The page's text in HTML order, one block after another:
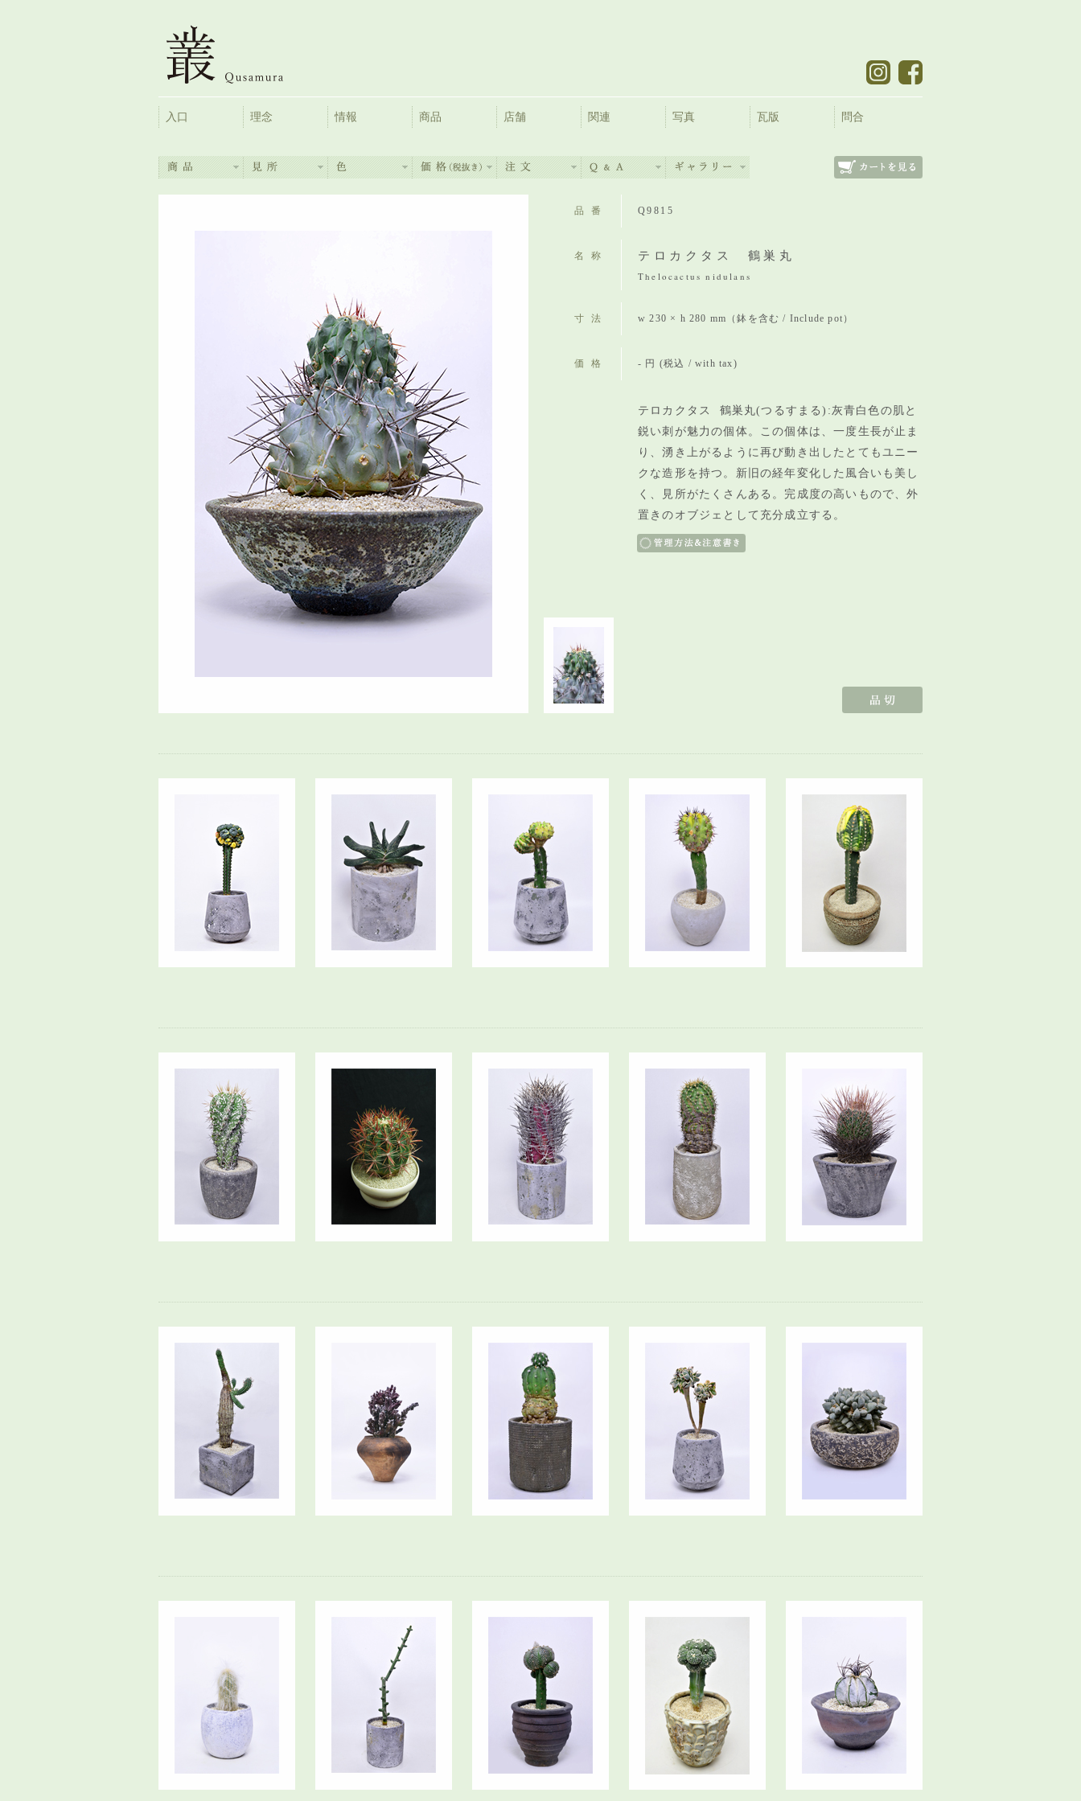
入口 理念 情報 商品 店舗 関連 写真 瓦版 問合
品番 Q9815
名称 テロカクタス 鶴巣丸
Thelocactus nidulans
寸法 w 230 × h 280 mm（鉢を含む / Include pot）
価格 - 円 (税込 / with tax)
テロカクタス 鶴巣丸(つるすまる):灰青白色の肌と
鋭い刺が魅力の個体。この個体は、一度生長が止ま
り、湧き上がるように再び動き出したとてもユニー
クな造形を持つ。新旧の経年変化した風合いも美し
く、見所がたくさんある。完成度の高いもので、外
置きのオブジェとして充分成立する。